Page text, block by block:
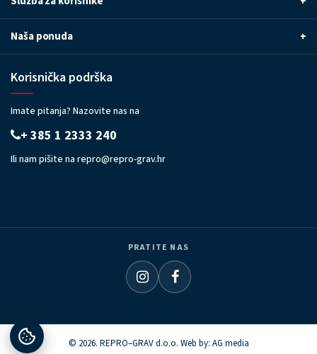
Naša ponuda +
Korisnička podrška
Imate pitanja? Nazovite nas na
+ 385 1 2333 240
Ili nam pišite na repro@repro-grav.hr
PRATITE NAS
© 2026. REPRO–GRAV d.o.o. Web by: AG media